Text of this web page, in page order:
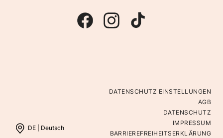
DE | Deutsch
DATENSCHUTZ EINSTELLUNGEN
AGB
DATENSCHUTZ
IMPRESSUM
BARRIEREFREIHEITSERKLÄRUNG